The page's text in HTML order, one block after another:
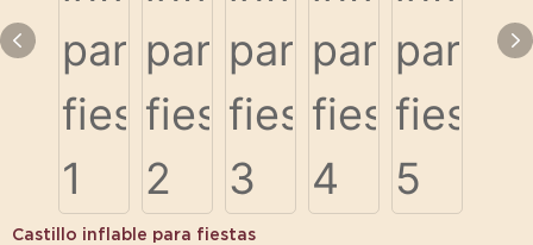
Castillo inflable para fiestas